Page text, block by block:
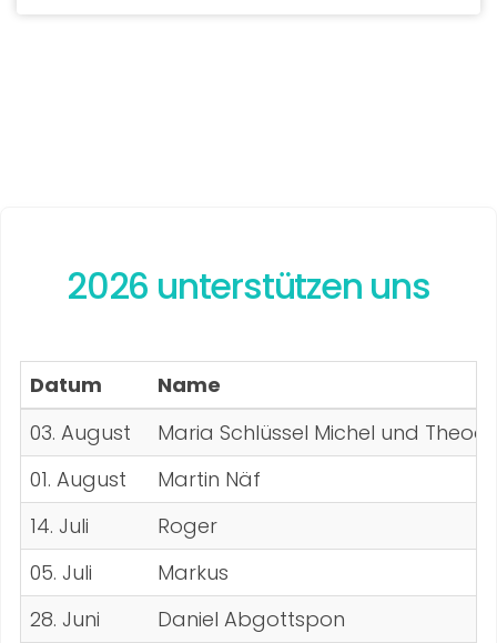
2026 unterstützen uns
Datum
Name
03. August
Maria Schlüssel Michel und
01. August
Martin Näf
14. Juli
Roger
05. Juli
Markus
28. Juni
Daniel Abgottspon